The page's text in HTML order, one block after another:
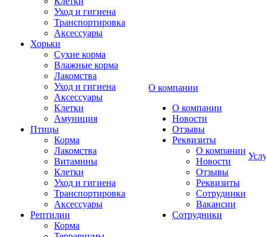
Уход и гигиена
Транспортировка
Аксессуары
Хорьки
Сухие корма
Влажные корма
Лакомства
Уход и гигиена
Аксессуары
Клетки
Амуниция
Птицы
Корма
Лакомства
Витамины
Клетки
Уход и гигиена
Транспортировка
Аксессуары
Рептилии
Корма
О компании
О компании
Новости
Отзывы
Реквизиты
О компании
Новости
Отзывы
Реквизиты
Сотрудники
Вакансии
Сотрудники